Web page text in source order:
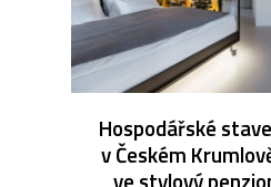
Hospodářské
v Českém